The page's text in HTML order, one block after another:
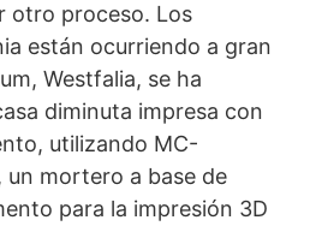
otro proceso. Los
están ocurriendo a gran
Westfalia, se ha
diminuta impresa con
utilizando MC-
un mortero a base de
para la impresión 3D